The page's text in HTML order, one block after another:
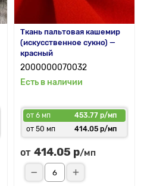
Ткань пальтовая кашемир
(искусственное сукно) —
красный
2000000070032
Есть в наличии
от 6 мп
453.77 р/мп
от 50 мп
414.05 р/мп
от 414.05 р/мп